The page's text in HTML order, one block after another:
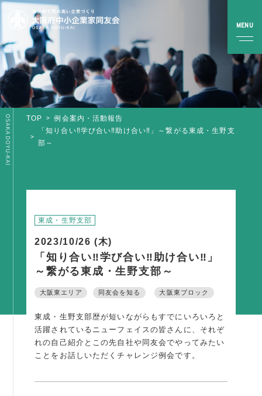
全国行事
部会活動
TOP
例会案内・活動報告
「知り合い‼学び合い‼助け合い‼」～繋がる東成・生野支
部～
OSAKA DOYU-KAI
東成・生野支部
2023/10/26 (木)
「知り合い‼学び合い‼助け合い‼」
～繋がる東成・生野支部～
大阪東エリア 同友会を知る 大阪東ブロック
東成・生野支部歴が短いながらもすでにいろいろと
活躍されているニューフェイスの皆さんに、それぞ
れの自己紹介とこの先自社や同友会でやってみたい
ことをお話しいただくチャレンジ例会です。